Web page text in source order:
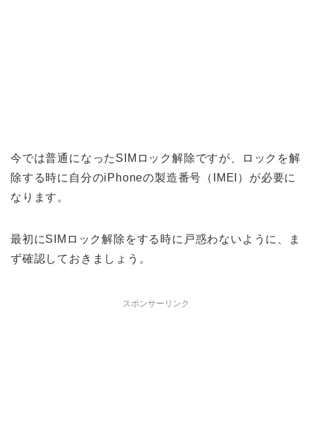
今では普通になったSIMロック解除ですが、ロックを解
除する時に自分のiPhoneの製造番号（IMEI）が必要に
なります。
最初にSIMロック解除をする時に戸惑わないように、ま
ず確認しておきましょう。
スポンサーリンク